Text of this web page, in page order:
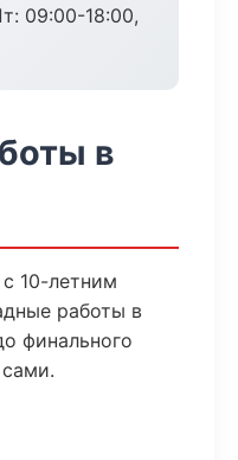
09:00-18:00,
в
10-летним
работы в
финального